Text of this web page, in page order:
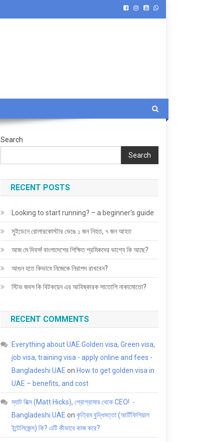
Search
Search
RECENT POSTS
Looking to start running? – a beginner’s guide
সুইডেনে রোলারকোস্টার ভেঙে ১ জন নিহত, ৭ জন আহত
আজ মে দিবস! বাংলাদেশের শিক্ষিত শ্রমিকদের ভাগ্যে কি আছে?
আগুন হতে কিভাবে নিজেকে নিরাপদ রাখবেন?
স্টিভ জবস কি বিটকয়েন এর আবিষ্কারক সাতোশি নাকামোতো?
RECENT COMMENTS
Everything about UAE Golden visa, Green visa,
job visa, training visa - apply online and fees -
Bangladeshi UAE on How to get golden visa in
UAE – benefits, and cost
ম্যাট হিক্স (Matt Hicks), প্রোগ্রামার থেকে CEO! -
Bangladeshi UAE onকৃত্রিম বুদ্ধিমত্তা (আর্টিফিশিয়াল
ইন্টেলিজেন্স) কি? এটি কীভাবে কাজ করে?